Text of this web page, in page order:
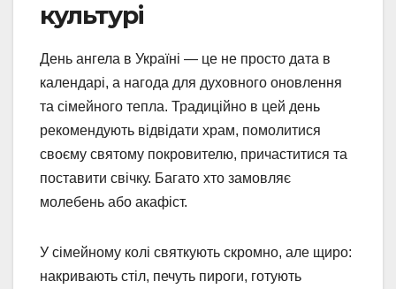
культурі
День ангела в Україні — це не просто дата в
календарі, а нагода для духовного оновлення
та сімейного тепла. Традиційно в цей день
рекомендують відвідати храм, помолитися
своєму святому покровителю, причаститися та
поставити свічку. Багато хто замовляє
молебень або акафіст.
У сімейному колі святкують скромно, але щиро:
накривають стіл, печуть пироги, готують